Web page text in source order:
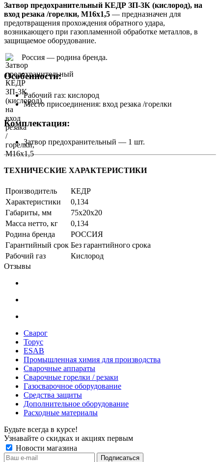
Затвор предохранительный КЕДР ЗП-3К (кислород), на
вход резака /горелки, М16х1,5 — предназначен для
предотвращения прохождения обратного удара,
возникающего при газопламенной обработке металлов, в
защищаемое оборудование.
Россия — родина бренда.
Особенности:
Рабочий газ: кислород
Место присоединения: вход резака /горелки
Комплектация:
Затвор предохранительный — 1 шт.
ТЕХНИЧЕСКИЕ ХАРАКТЕРИСТИКИ
Производитель
КЕДР
Характеристики
0,134
Габариты, мм
75х20х20
Масса нетто, кг
0,134
Родина бренда
РОССИЯ
Гарантийный срок Без гарантийного срока
Рабочий газ
Кислород
Отзывы
Сварог
Торус
ESAB
Промышленная химия для производства
Сварочные аппараты
Сварочные горелки / резаки
Газосварочное оборудование
Средства защиты
Дополнительное оборудование
Расходные материалы
Будьте всегда в курсе!
Узнавайте о скидках и акциях первым
Новости магазина